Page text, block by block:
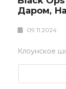
Даром,
09.11.2024
Клоунское